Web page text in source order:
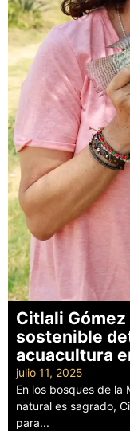
Citlali
sostenible
acuacultura
julio 11, 2025
En los bosques de la
natural es sagrado,
para...